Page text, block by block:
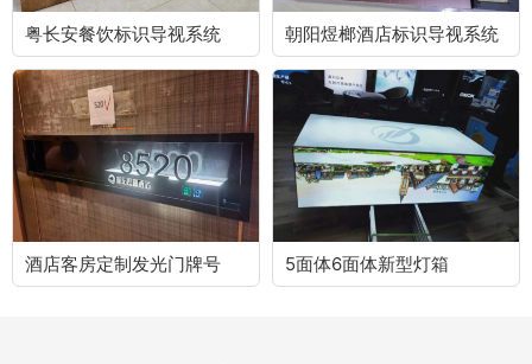
粤长安餐饮标识导视系统 朝阳煜榔酒店标识导视系统
酒店客房定制发光门牌号 5面体6面体新型灯箱